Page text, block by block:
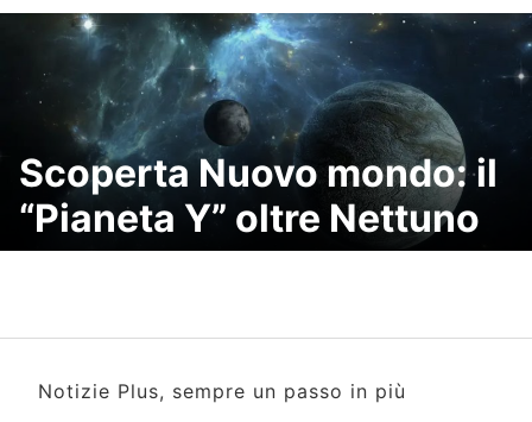
Scoperta Nuovo mondo: il
“Pianeta Y” oltre Nettuno
Notizie Plus, sempre un passo in più